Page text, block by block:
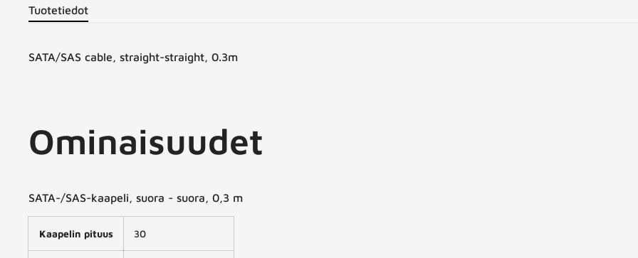
Tuotetiedot
SATA/SAS cable, straight-straight, 0.3m
Ominaisuudet
SATA-/SAS-kaapeli, suora - suora, 0,3 m
Kaapelin pituus 30